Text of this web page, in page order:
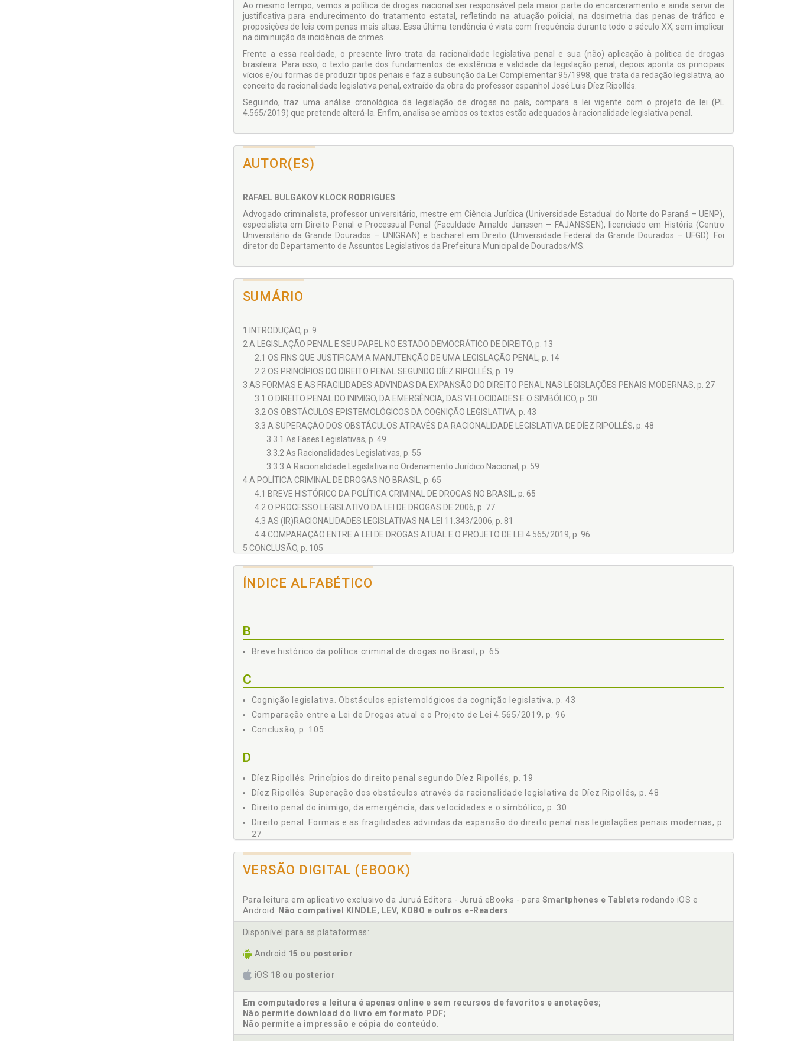
Ao mesmo tempo, vemos a política de drogas nacional ser responsável pela maior parte do encarceramento e ainda servir de
justificativa para endurecimento do tratamento estatal, refletindo na atuação policial, na dosimetria das penas de tráfico e
proposições de leis com penas mais altas. Essa última tendência é vista com frequência durante todo o século XX, sem implicar
na diminuição da incidência de crimes.
Frente a essa realidade, o presente livro trata da racionalidade legislativa penal e sua (não) aplicação à política de drogas
brasileira. Para isso, o texto parte dos fundamentos de existência e validade da legislação penal, depois aponta os principais
vícios e/ou formas de produzir tipos penais e faz a subsunção da Lei Complementar 95/1998, que trata da redação legislativa, ao
conceito de racionalidade legislativa penal, extraído da obra do professor espanhol José Luis Díez Ripollés.
Seguindo, traz uma análise cronológica da legislação de drogas no país, compara a lei vigente com o projeto de lei (PL
4.565/2019) que pretende alterá-la. Enfim, analisa se ambos os textos estão adequados à racionalidade legislativa penal.
AUTOR(ES)
RAFAEL BULGAKOV KLOCK RODRIGUES
Advogado criminalista, professor universitário, mestre em Ciência Jurídica (Universidade Estadual do Norte do Paraná – UENP),
especialista em Direito Penal e Processual Penal (Faculdade Arnaldo Janssen – FAJANSSEN), licenciado em História (Centro
Universitário da Grande Dourados – UNIGRAN) e bacharel em Direito (Universidade Federal da Grande Dourados – UFGD). Foi
diretor do Departamento de Assuntos Legislativos da Prefeitura Municipal de Dourados/MS.
SUMÁRIO
1 INTRODUÇÃO, p. 9
2 A LEGISLAÇÃO PENAL E SEU PAPEL NO ESTADO DEMOCRÁTICO DE DIREITO, p. 13
2.1 OS FINS QUE JUSTIFICAM A MANUTENÇÃO DE UMA LEGISLAÇÃO PENAL, p. 14
2.2 OS PRINCÍPIOS DO DIREITO PENAL SEGUNDO DÍEZ RIPOLLÉS, p. 19
3 AS FORMAS E AS FRAGILIDADES ADVINDAS DA EXPANSÃO DO DIREITO PENAL NAS LEGISLAÇÕES PENAIS MODERNAS, p. 27
3.1 O DIREITO PENAL DO INIMIGO, DA EMERGÊNCIA, DAS VELOCIDADES E O SIMBÓLICO, p. 30
3.2 OS OBSTÁCULOS EPISTEMOLÓGICOS DA COGNIÇÃO LEGISLATIVA, p. 43
3.3 A SUPERAÇÃO DOS OBSTÁCULOS ATRAVÉS DA RACIONALIDADE LEGISLATIVA DE DÍEZ RIPOLLÉS, p. 48
3.3.1 As Fases Legislativas, p. 49
3.3.2 As Racionalidades Legislativas, p. 55
3.3.3 A Racionalidade Legislativa no Ordenamento Jurídico Nacional, p. 59
4 A POLÍTICA CRIMINAL DE DROGAS NO BRASIL, p. 65
4.1 BREVE HISTÓRICO DA POLÍTICA CRIMINAL DE DROGAS NO BRASIL, p. 65
4.2 O PROCESSO LEGISLATIVO DA LEI DE DROGAS DE 2006, p. 77
4.3 AS (IR)RACIONALIDADES LEGISLATIVAS NA LEI 11.343/2006, p. 81
4.4 COMPARAÇÃO ENTRE A LEI DE DROGAS ATUAL E O PROJETO DE LEI 4.565/2019, p. 96
5 CONCLUSÃO, p. 105
ÍNDICE ALFABÉTICO
B
Breve histórico da política criminal de drogas no Brasil, p. 65
C
Cognição legislativa. Obstáculos epistemológicos da cognição legislativa, p. 43
Comparação entre a Lei de Drogas atual e o Projeto de Lei 4.565/2019, p. 96
Conclusão, p. 105
D
Díez Ripollés. Princípios do direito penal segundo Díez Ripollés, p. 19
Díez Ripollés. Superação dos obstáculos através da racionalidade legislativa de Díez Ripollés, p. 48
Direito penal do inimigo, da emergência, das velocidades e o simbólico, p. 30
Direito penal. Formas e as fragilidades advindas da expansão do direito penal nas legislações penais modernas, p.
27
Drogas. Política criminal de drogas no Brasil, p. 65
Emergência. Direito penal do inimigo, da emergência, das velocidades e o simbólico, p. 30
Epistemologia. Obstáculos epistemológicos da cognição legislativa, p. 43
F
Fases legislativas, p. 49
Formas e as fragilidades advindas da expansão do direito penal nas legislações penais modernas, p. 27
I
VERSÃO DIGITAL (EBOOK)
Para leitura em aplicativo exclusivo da Juruá Editora - Juruá eBooks - para Smartphones e Tablets rodando iOS e
Android. Não compatível KINDLE, LEV, KOBO e outros e-Readers.
Disponível para as plataformas:
Android 15 ou posterior
iOS 18 ou posterior
Em computadores a leitura é apenas online e sem recursos de favoritos e anotações;
Não permite download do livro em formato PDF;
Não permite a impressão e cópia do conteúdo.